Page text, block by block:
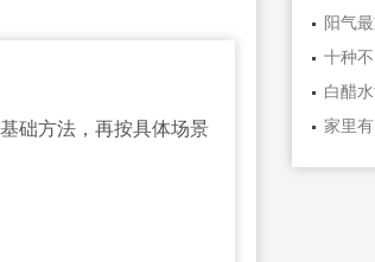
础方法，再按具体场景
阳气
十种
白醋
家里